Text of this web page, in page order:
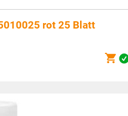
rot 25 Blatt